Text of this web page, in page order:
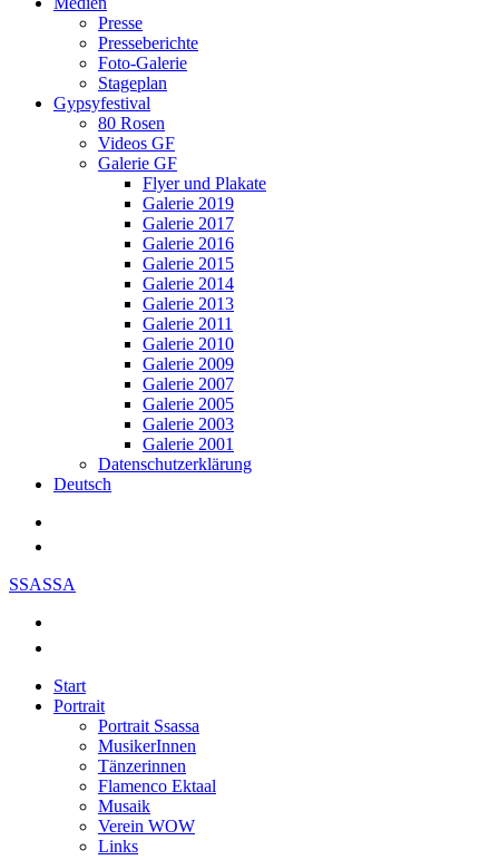
Presse
Presseberichte
Foto-Galerie
Stageplan
Gypsyfestival
80 Rosen
Videos GF
Galerie GF
Flyer und Plakate
Galerie 2019
Galerie 2017
Galerie 2016
Galerie 2015
Galerie 2014
Galerie 2013
Galerie 2011
Galerie 2010
Galerie 2009
Galerie 2007
Galerie 2005
Galerie 2003
Galerie 2001
Datenschutzerklärung
Deutsch
SSASSA
Start
Portrait
Portrait Ssassa
MusikerInnen
Tänzerinnen
Flamenco Ektaal
Musaik
Verein WOW
Links